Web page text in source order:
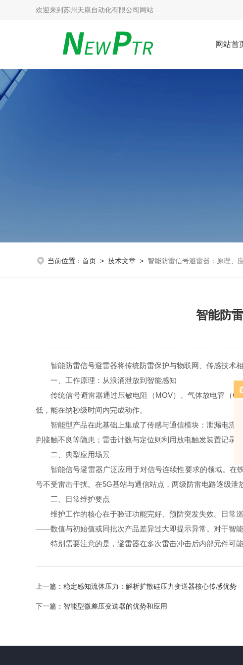
欢迎来到 苏州天康自动化有限公司网站
网站首
当前位置： 首页 > 技术文章 > 智能防雷信号避雷器：原理、
智能防
智能防雷信号避雷器将传统防雷保护与物联网、传感技术相
一、工作原理：从浪涌泄放到智能感知
传统信号避雷器通过压敏电阻（MOV）、气体放电管（
低，能在纳秒级时间内完成动作。
智能型产品在此基础上集成了传感与通信模块：泄漏电流监
判接触不良等隐患；雷击计数与定位则利用放电触发装置记录
二、典型应用场景
智能信号避雷器广泛应用于对信号连续性要求的领域。在
号不受雷击干扰。在5G基站与通信站点，两级防雷电路逐级泄
三、日常维护要点
维护工作的核心在于验证功能完好、预防突发失效。日常巡
——数值与初始值或同批次产品差异过大即提示异常。对于智
特别需要注意的是，避雷器在多次雷击冲击后内部元件可能
上一篇： 稳定感知流体压力：解析扩散硅压力变送器核心传感优势
下一篇： 智能型微差压变送器的优势和应用